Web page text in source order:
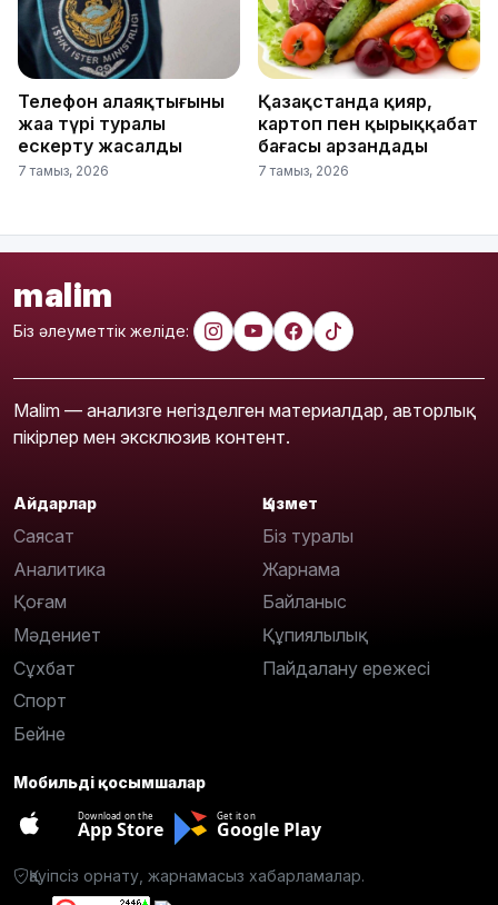
Телефон алаяқтығының
жаңа түрі туралы
ескерту жасалды
7 тамыз, 2026
Қазақстанда қияр,
картоп пен қырыққабат
бағасы арзандады
7 тамыз, 2026
malim
Біз әлеуметтік желіде:
Malim — анализге негізделген материалдар, авторлық
пікірлер мен эксклюзив контент.
Айдарлар
Саясат
Аналитика
Қоғам
Мәдениет
Сұхбат
Спорт
Бейне
Қызмет
Біз туралы
Жарнама
Байланыс
Құпиялылық
Пайдалану ережесі
Мобильді қосымшалар
Download on the
App Store
Get it on
Google Play
Қауіпсіз орнату, жарнамасыз хабарламалар.